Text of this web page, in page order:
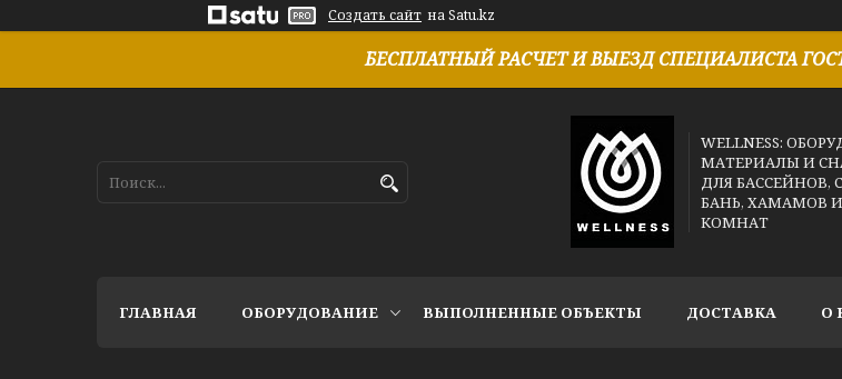
Создать сайт на Satu.kz
БЕСПЛАТНЫЙ РАСЧЕТ И ВЫЕЗД СПЕЦИАЛИСТА
WELLNESS:
МАТЕРИАЛЫ И
ДЛЯ БАССЕЙНОВ,
БАНЬ, ХАМАМОВ
КОМНАТ
ГЛАВНАЯ ОБОРУДОВАНИЕ ВЫПОЛНЕННЫЕ ОБЪЕКТЫ ДОСТАВКА О